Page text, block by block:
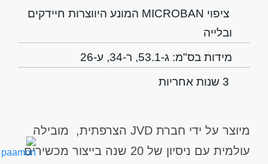
ציפוי MICROBAN המונע היווצרות חיידקים
ובלייה
מידות בס"מ: ג-53.1, ר-34, ע-26
מיוצר על ידי חברת JVD הצרפתית, מובילה
עולמית עם ניסיון של 20 שנה בייצור מכשירים